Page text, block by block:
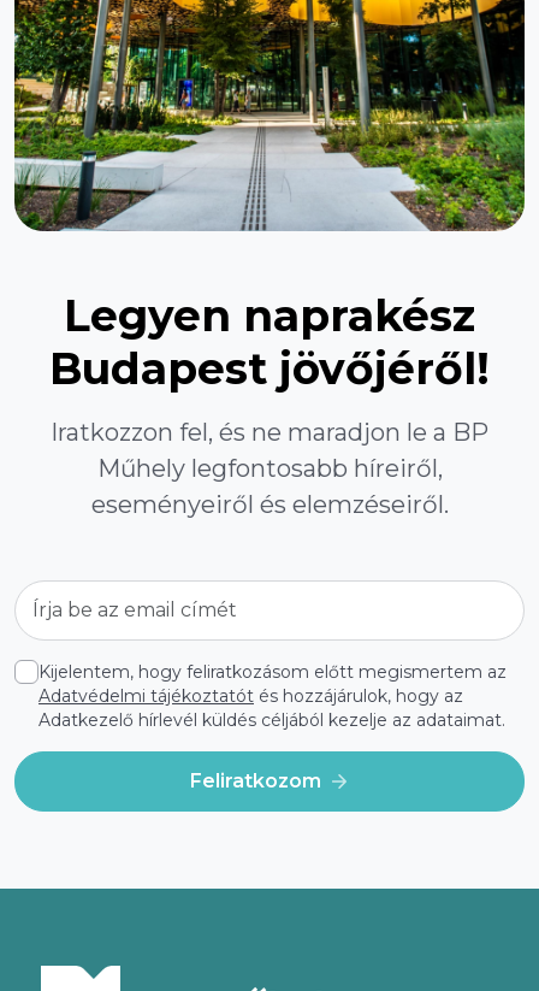
Legyen naprakész
Budapest jövőjéről!
Iratkozzon fel, és ne maradjon le a BP
Műhely legfontosabb híreiről,
eseményeiről és elemzéseiről.
Kijelentem, hogy feliratkozásom előtt megismertem az
Adatvédelmi tájékoztatót és hozzájárulok, hogy az
Adatkezelő hírlevél küldés céljából kezelje az adataimat.
Feliratkozom